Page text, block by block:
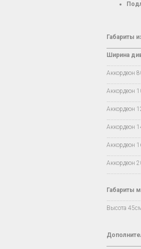
Габариты
Ширина
Габариты
Высота